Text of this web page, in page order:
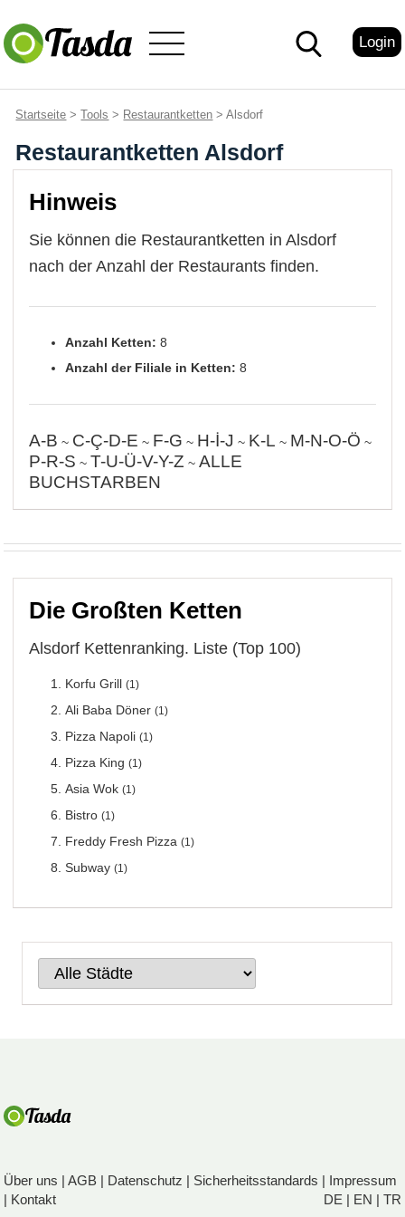
Login
Startseite >Tools > Restaurantketten > Alsdorf
Restaurantketten Alsdorf
Hinweis
Sie können die Restaurantketten in Alsdorf
nach der Anzahl der Restaurants finden.
Anzahl Ketten: 8
Anzahl der Filiale in Ketten: 8
A-B ~ C-Ç-D-E ~ F-G ~ H-İ-J ~ K-L ~ M-N-O-Ö ~
P-R-S ~ T-U-Ü-V-Y-Z ~ALLE
BUCHSTARBEN
Die Großten Ketten
Alsdorf Kettenranking. Liste (Top 100)
Korfu Grill (1)
Ali Baba Döner (1)
Pizza Napoli (1)
Pizza King (1)
Asia Wok (1)
Bistro (1)
Freddy Fresh Pizza (1)
Subway (1)
Über uns |AGB | Datenschutz | Sicherheitsstandards | Impressum
| Kontakt DE | EN | TR